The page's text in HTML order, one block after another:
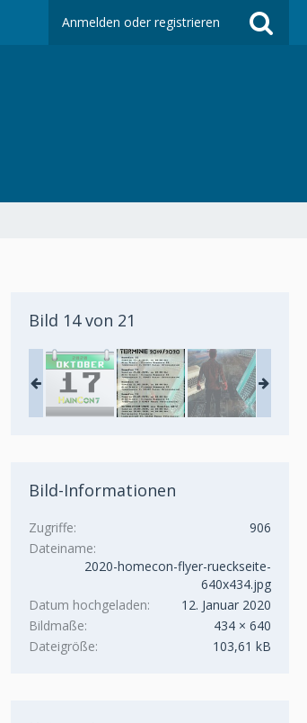
Anmelden oder registrieren
Bild 14 von 21
Bild-Informationen
Zugriffe
906
Dateiname
2020-homecon-flyer-rueckseite-
640x434.jpg
Datum hochgeladen
12. Januar 2020
Bildmaße
434 × 640
Dateigröße
103,61 kB